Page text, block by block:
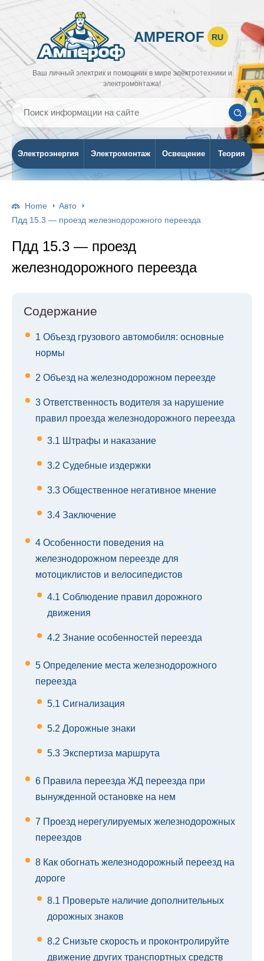
AMPEROF RU
Ваш личный электрик и помощник в мире электротехники и
электромонтажа!
Электроэнергия Электромонтаж Освещение Теория
Home
Авто
Пдд 15.3 — проезд железнодорожного переезда
Пдд 15.3 — проезд
железнодорожного переезда
Содержание
1 Объезд грузового автомобиля: основные
нормы
2 Объезд на железнодорожном переезде
3 Ответственность водителя за нарушение
правил проезда железнодорожного переезда
3.1 Штрафы и наказание
3.2 Судебные издержки
3.3 Общественное негативное мнение
3.4 Заключение
4 Особенности поведения на
железнодорожном переезде для
мотоциклистов и велосипедистов
4.1 Соблюдение правил дорожного
движения
4.2 Знание особенностей переезда
5 Определение места железнодорожного
переезда
5.1 Сигнализация
5.2 Дорожные знаки
5.3 Экспертиза маршрута
6 Правила переезда ЖД переезда при
вынужденной остановке на нем
7 Проезд нерегулируемых железнодорожных
переездов
8 Как обогнать железнодорожный переезд на
дороге
8.1 Проверьте наличие дополнительных
дорожных знаков
8.2 Снизьте скорость и проконтролируйте
движение других транспортных средств